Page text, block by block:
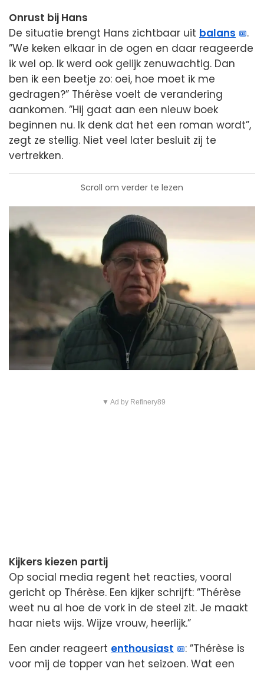
Onrust bij Hans
De situatie brengt Hans zichtbaar uit balans
.
”We keken elkaar in de ogen en daar reageerde
ik wel op. Ik werd ook gelijk zenuwachtig. Dan
ben ik een beetje zo: oei, hoe moet ik me
gedragen?” Thérèse voelt de verandering
aankomen. ”Hij gaat aan een nieuw boek
beginnen nu. Ik denk dat het een roman wordt”,
zegt ze stellig. Niet veel later besluit zij te
vertrekken.
Scroll om verder te lezen
▼ Ad by Refinery89
Kijkers kiezen partij
Op social media regent het reacties, vooral
gericht op Thérèse. Een kijker schrijft: ”Thérèse
weet nu al hoe de vork in de steel zit. Je maakt
haar niets wijs. Wijze vrouw, heerlijk.”
Een ander reageert enthousiast
: ”Thérèse is
voor mij de topper van het seizoen. Wat een